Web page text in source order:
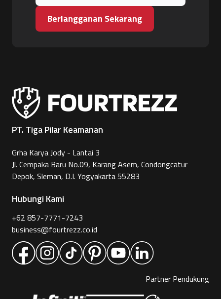
Berlangganan Sekarang
PT. Tiga Pilar Keamanan
Grha Karya Jody - Lantai 3
Jl. Cempaka Baru No.09, Karang Asem, Condongcatur
Depok, Sleman, D.I. Yogyakarta 55283
Hubungi Kami
+62 857-7771-7243
business@fourtrezz.co.id
Partner Pendukung